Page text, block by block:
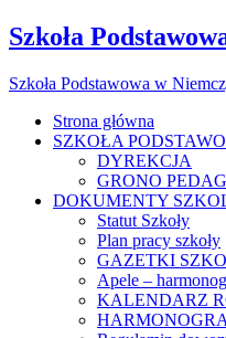
Szkoła
Szkoła Podstawowa w
Strona główna
SZKOŁA
DYREKCJA
GRONO
DOKUMENTY
Statut Szkoły
Plan pracy szkoły
GAZETKI
Apele –
KALENDARZ